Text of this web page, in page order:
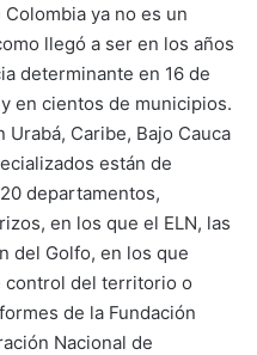
ya no es un
llegó a ser en los años
determinante en 16 de
en cientos de municipios.
Caribe, Bajo Cauca
están de
departamentos,
en los que el ELN, las
del Golfo, en los que
control del territorio o
de la Fundación
Nacional de